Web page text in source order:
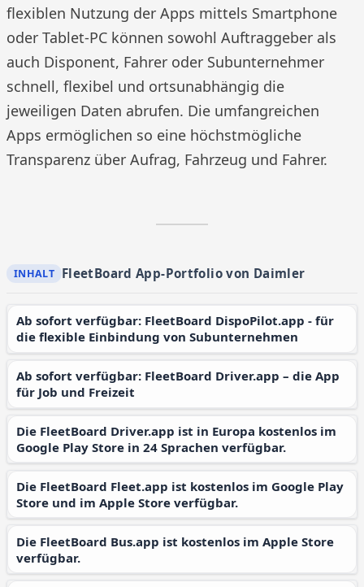
flexiblen Nutzung der Apps mittels Smartphone
oder Tablet-PC können sowohl Auftraggeber als
auch Disponent, Fahrer oder Subunter­nehmer
schnell, flexibel und ortsunabhängig die
jeweiligen Daten abrufen. Die umfangreichen
Apps ermöglichen so eine höchstmögliche
Transparenz über Aufrag, Fahrzeug und Fahrer.
FleetBoard App-Portfolio von Daimler
Ab sofort verfügbar: FleetBoard DispoPilot.app - für
die flexible Einbindung von Subunternehmen
Ab sofort verfügbar: FleetBoard Driver.app – die App
für Job und Freizeit
Die FleetBoard Driver.app ist in Europa kostenlos im
Google Play Store in 24 Sprachen verfügbar.
Die FleetBoard Fleet.app ist kostenlos im Google Play
Store und im Apple Store verfügbar.
Die FleetBoard Bus.app ist kostenlos im Apple Store
verfügbar.